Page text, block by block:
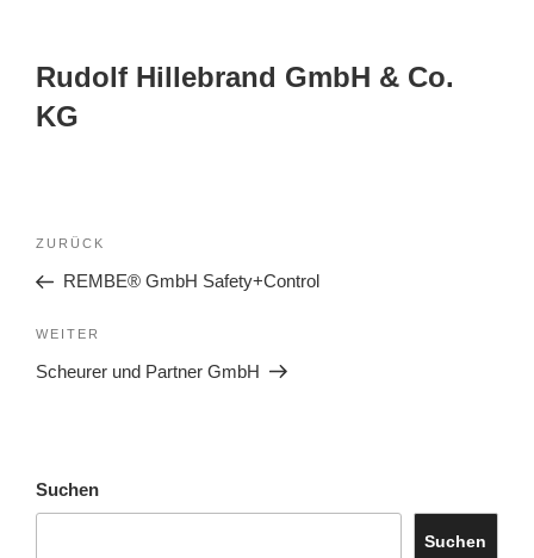
Rudolf Hillebrand GmbH & Co.
KG
ZURÜCK
REMBE® GmbH Safety+Control
WEITER
Scheurer und Partner GmbH
Suchen
Suchen